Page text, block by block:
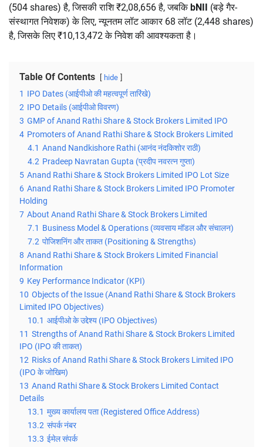
(504 shares) है, जिसकी राशि ₹2,08,656 है, जबकि bNII (बड़े गैर-
संस्थागत निवेशक) के लिए, न्यूनतम लॉट आकार 68 लॉट (2,448 shares)
है, जिसके लिए ₹10,13,472 के निवेश की आवश्यकता है।
Table Of Contents hide
1 IPO Dates (आईपीओ की महत्वपूर्ण तारिंखे)
2 IPO Details (आईपीओ विवरण)
3 GMP of Anand Rathi Share & Stock Brokers Limited IPO
4 Promoters of Anand Rathi Share & Stock Brokers Limited
4.1 Anand Nandkishore Rathi (आनंद नंदकिशोर राठी)
4.2 Pradeep Navratan Gupta (प्रदीप नवरत्न गुप्ता)
5 Anand Rathi Share & Stock Brokers Limited IPO Lot Size
6 Anand Rathi Share & Stock Brokers Limited IPO Promoter
Holding
7 About Anand Rathi Share & Stock Brokers Limited
7.1 Business Model & Operations (व्यवसाय मॉडल और संचालन)
7.2 पोजिशनिंग और ताकत (Positioning & Strengths)
8 Anand Rathi Share & Stock Brokers Limited Financial
Information
9 Key Performance Indicator (KPI)
10 Objects of the Issue (Anand Rathi Share & Stock Brokers
Limited IPO Objectives)
10.1 आईपीओ के उद्देश्य (IPO Objectives)
11 Strengths of Anand Rathi Share & Stock Brokers Limited
IPO (IPO की ताकत)
12 Risks of Anand Rathi Share & Stock Brokers Limited IPO
(IPO के जोखिम)
13 Anand Rathi Share & Stock Brokers Limited Contact
Details
13.1 मुख्य कार्यालय पता (Registered Office Address)
13.2 संपर्क नंबर
13.3 ईमेल संपर्क